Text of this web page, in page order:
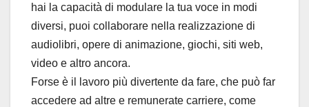
hai la capacità di modulare la tua voce in modi
diversi, puoi collaborare nella realizzazione di
audiolibri, opere di animazione, giochi, siti web,
video e altro ancora.
Forse è il lavoro più divertente da fare, che può far
accedere ad altre e remunerate carriere, come